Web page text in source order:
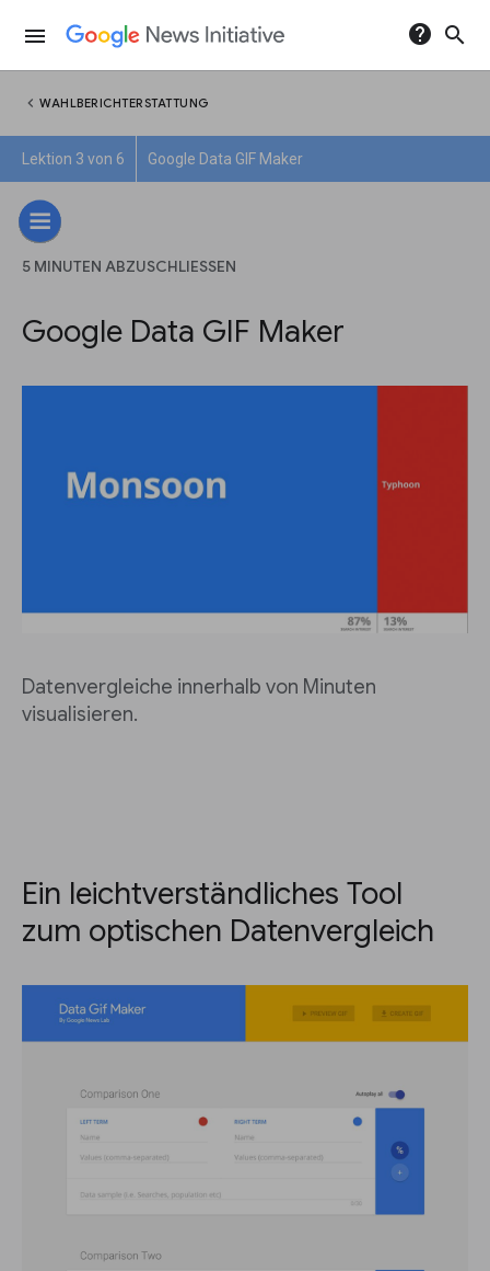
menu help search
chevron_left WAHLBERICHTERSTATTUNG
Lektion 3 von 6 Google Data GIF Maker
5 MINUTEN ABZUSCHLIESSEN
Google Data GIF Maker
Datenvergleiche innerhalb von Minuten
visualisieren.
Ein leichtverständliches Tool
zum optischen Datenvergleich